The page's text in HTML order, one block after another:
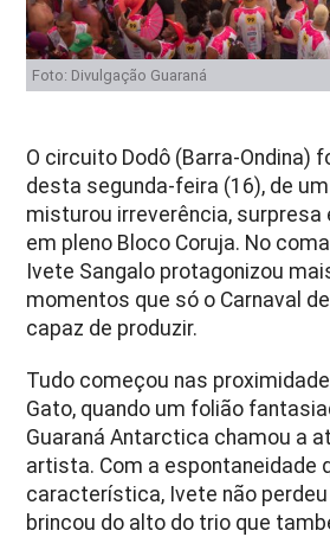
Foto: Divulgação Guaraná
O circuito Dodô (Barra-Ondina)
desta segunda-feira (16), de
misturou irreverência, surpresa
em pleno Bloco Coruja. No
Ivete Sangalo protagonizou
momentos que só o Carnaval
capaz de produzir.
Tudo começou nas
Gato, quando um folião
Guaraná Antarctica chamou a
artista. Com a espontaneidade
característica, Ivete não
brincou do alto do trio que